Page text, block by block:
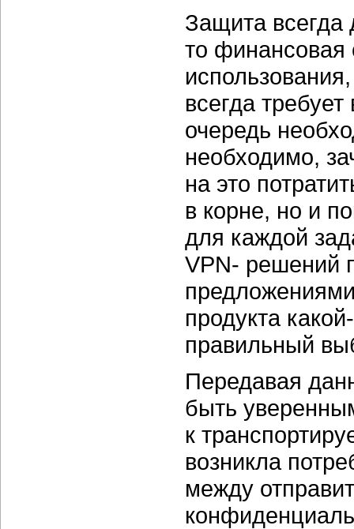
Защита всегда
то финансовая
всегда
очередь
необходимо,
на это
в корне, но и
для каждой
VPN- решений
продукта
правильный
Передавая
быть
к
возникла
между